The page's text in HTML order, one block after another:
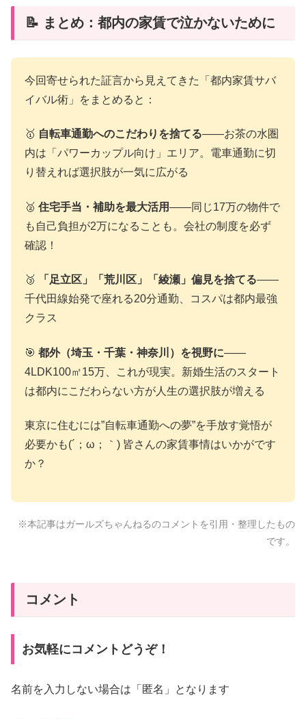
📝 まとめ：都内の家賃で泣かないために
今回寄せられた証言から見えてきた「都内家賃サバ
イバル術」をまとめると：
🥇 自転車通勤へのこだわりを捨てる——お茶の水圏
内は「パワーカップル向け」エリア。電車通勤に切
り替えれば選択肢が一気に広がる
🥈 住宅手当・補助を最大活用——同じ17万の物件で
も自己負担が2万になることも。会社の制度を必ず
確認！
🥉 「足立区」「荒川区」「綾瀬」偏見を捨てる——
千代田線始発で座れる20分通勤、コスパは都内最強
クラス
🎯 都外（埼玉・千葉・神奈川）を視野に——
4LDK100㎡15万、これが現実。新婚生活のスタート
は都内にこだわらない方が人生の選択肢が増える
東京に住むには”自転車通勤への夢”を手放す覚悟が
必要かも(´；ω；｀) 皆さんの家賃事情はいかがです
か？
※本記事はガールズちゃんねるのコメントを引用・整理したもの
です。
コメント
お気軽にコメントどうぞ！
名前を入力しない場合は「匿名」となります